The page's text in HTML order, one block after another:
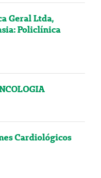
Geral Ltda,
Policlínica
Cardiológicos